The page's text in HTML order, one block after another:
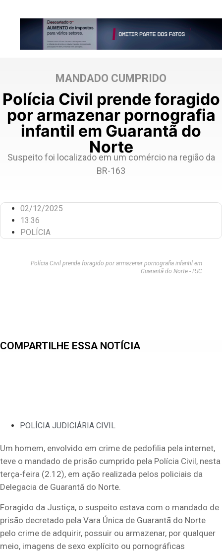
MANDADO CUMPRIDO
Polícia Civil prende foragido
por armazenar pornografia
infantil em Guarantã do
Norte
Suspeito foi localizado em um comércio na região da
BR-163
02/12/2025
13:36
POLÍCIA
Polícia Civil prende foragido por armazenar pornografia infantil em
Guarantã do Norte - PJC
COMPARTILHE ESSA NOTÍCIA
POLÍCIA JUDICIÁRIA CIVIL
Um homem, envolvido em crime de pedofilia pela internet,
teve o mandado de prisão cumprido pela Polícia Civil, nesta
terça-feira (2.12), em ação realizada pelos policiais da
Delegacia de Guarantã do Norte.
Foragido da Justiça, o suspeito estava com o mandado de
prisão decretado pela Vara Única de Guarantã do Norte
pelo crime de adquirir, possuir ou armazenar, por qualquer
meio, imagens de sexo explícito ou pornográficas